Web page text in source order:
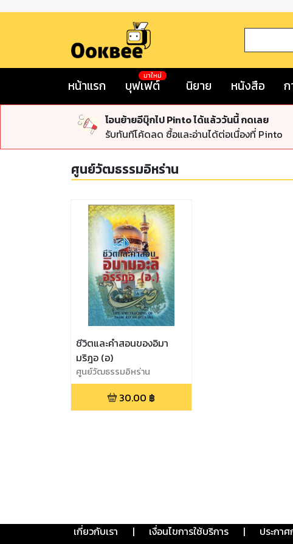
หน้าแรก บุฟเฟต์
มาใหม่
นิยาย หนังสือ
โอนย้ายอีบุ๊กไป Pinto ได้แล้ววันนี้ กดเลย
รับทันทีโค้ดลด ซื้อและอ่านได้ต่อเนื่องที่ Pinto
ศูนย์วัฒธรรมอิหร่าน
ชีวิตและคำสอนของอิมา
มริฎอ (อ)
ศูนย์วัฒธรรมอิหร่าน
30.00 ฿
เกี่ยวกับเรา | เงื่อนไขการใช้บริการ | ประกา